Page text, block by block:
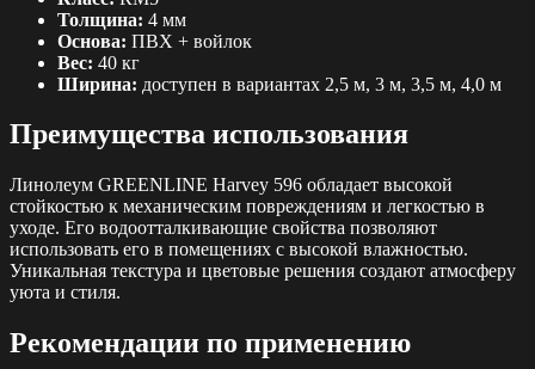
Толщина: 4 мм
Основа: ПВХ + войлок
Вес: 40 кг
Ширина: доступен в вариантах 2,5 м, 3 м, 3,5 м, 4,0 м
Преимущества использования
Линолеум GREENLINE Harvey 596 обладает высокой
стойкостью к механическим повреждениям и легкостью в
уходе. Его водоотталкивающие свойства позволяют
использовать его в помещениях с высокой влажностью.
Уникальная текстура и цветовые решения создают атмосферу
уюта и стиля.
Рекомендации по применению